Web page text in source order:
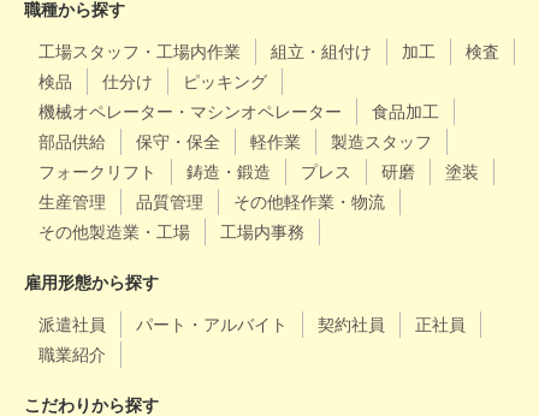
職種から探す
工場スタッフ・工場内作業 組立・組付け 加工
検査
検品
仕分け
ピッキング
機械オペレーター・マシンオペレーター
食品加工
部品供給
保守・保全 軽作業
製造スタッフ
フォークリフト
鋳造・鍛造 プレス 研磨
塗装
生産管理
品質管理
その他軽作業・物流
その他製造業・工場
工場内事務
雇用形態から探す
派遣社員 パート・アルバイト 契約社員
正社員
職業紹介
こだわりから探す